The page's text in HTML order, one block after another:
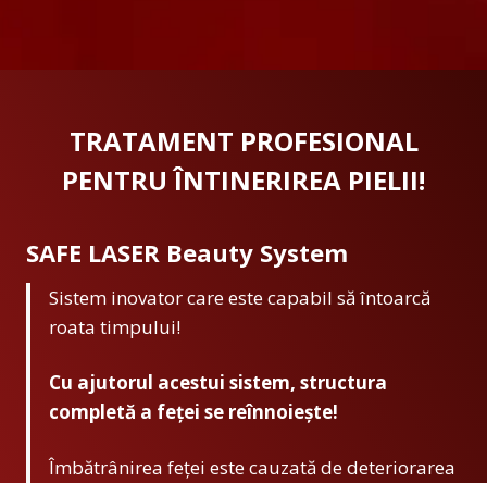
TRATAMENT PROFESIONAL
PENTRU ÎNTINERIREA PIELII!
SAFE LASER Beauty System
Sistem inovator care este capabil să întoarcă
roata timpului!
Cu ajutorul acestui sistem, structura
completă a feței se reînnoiește!
Îmbătrânirea feței este cauzată de deteriorarea